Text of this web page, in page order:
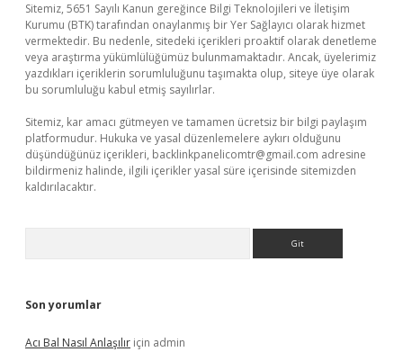
Sitemiz, 5651 Sayılı Kanun gereğince Bilgi Teknolojileri ve İletişim
Kurumu (BTK) tarafından onaylanmış bir Yer Sağlayıcı olarak hizmet
vermektedir. Bu nedenle, sitedeki içerikleri proaktif olarak denetleme
veya araştırma yükümlülüğümüz bulunmamaktadır. Ancak, üyelerimiz
yazdıkları içeriklerin sorumluluğunu taşımakta olup, siteye üye olarak
bu sorumluluğu kabul etmiş sayılırlar.
Sitemiz, kar amacı gütmeyen ve tamamen ücretsiz bir bilgi paylaşım
platformudur. Hukuka ve yasal düzenlemelere aykırı olduğunu
düşündüğünüz içerikleri, backlinkpanelicomtr@gmail.com adresine
bildirmeniz halinde, ilgili içerikler yasal süre içerisinde sitemizden
kaldırılacaktır.
Son yorumlar
Acı Bal Nasıl Anlaşılır için admin